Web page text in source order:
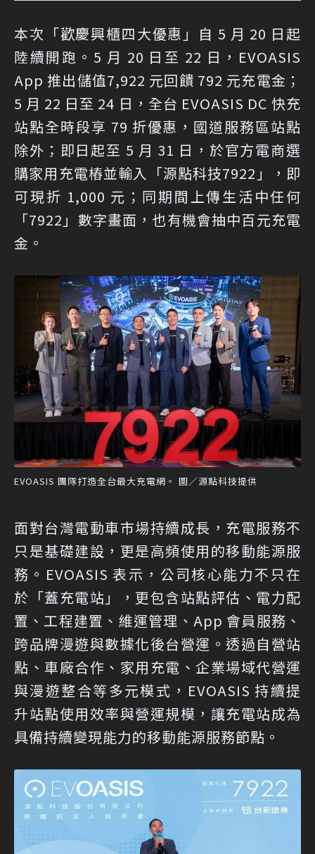
本次「歡慶興櫃四大優惠」自 5 月 20 日起
陸續開跑。5 月 20 日至 22 日，EVOASIS
App 推出儲值7,922 元回饋 792 元充電金；
5 月 22 日至 24 日，全台 EVOASIS DC 快充
站點全時段享 79 折優惠，國道服務區站點
除外；即日起至 5 月 31 日，於官方電商選
購家用充電樁並輸入「源點科技7922」，即
可現折 1,000 元；同期間上傳生活中任何
「7922」數字畫面，也有機會抽中百元充電
金。
EVOASIS 團隊打造全台最大充電網。 圖／源點科技提供
面對台灣電動車市場持續成長，充電服務不
只是基礎建設，更是高頻使用的移動能源服
務。EVOASIS 表示，公司核心能力不只在
於「蓋充電站」，更包含站點評估、電力配
置、工程建置、維運管理、App 會員服務、
跨品牌漫遊與數據化後台營運。透過自營站
點、車廠合作、家用充電、企業場域代營運
與漫遊整合等多元模式，EVOASIS 持續提
升站點使用效率與營運規模，讓充電站成為
具備持續變現能力的移動能源服務節點。